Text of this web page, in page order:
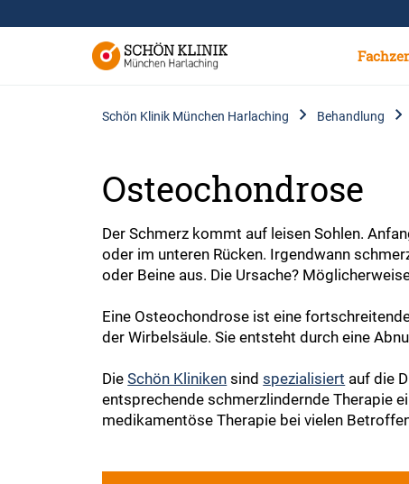
Schön Klinik München Harlaching Behandlung
Osteochondrose
Der Schmerz kommt auf leisen Sohlen.
oder im unteren Rücken. Irgendwann
oder Beine aus. Die Ursache?
Eine Osteochondrose ist eine
der Wirbelsäule. Sie entsteht durch eine
DieSchön Kliniken sindspezialisiert auf die
entsprechende schmerzlindernde Therapie
medikamentöse Therapie bei vielen